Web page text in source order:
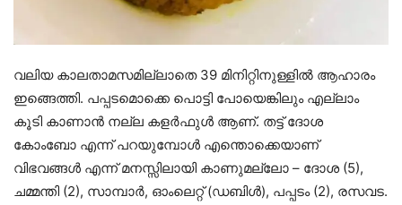
വലിയ കാലതാമസമില്ലാതെ 39 മിനിറ്റിനുള്ളിൽ ആഹാരം
ഇങ്ങെത്തി. പപ്പടമൊക്കെ പൊട്ടി പോയെങ്കിലും എല്ലാം
കൂടി കാണാൻ നല്ല കളർഫുൾ ആണ്. തട്ട് ദോശ
കോംബോ എന്ന് പറയുമ്പോൾ എന്തൊക്കെയാണ്
വിഭവങ്ങൾ എന്ന് മനസ്സിലായി കാണുമല്ലോ – ദോശ (5),
ചമ്മന്തി (2), സാമ്പാർ, ഓംലെറ്റ് (ഡബിൾ), പപ്പടം (2), രസവട.